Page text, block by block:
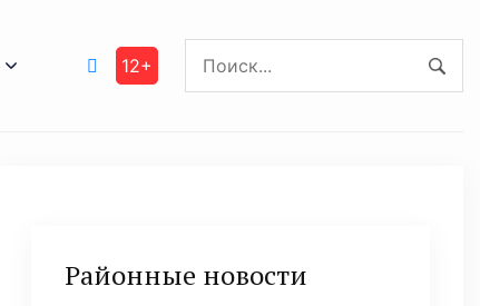
12+
Районные новости